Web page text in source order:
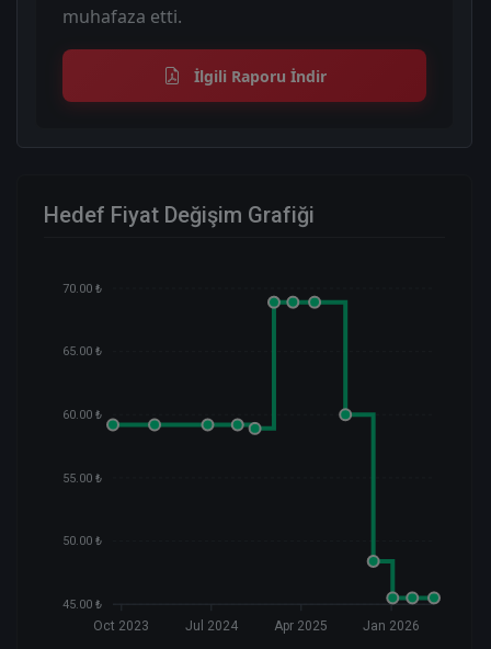
muhafaza etti.
İlgili Raporu İndir
Hedef Fiyat Değişim Grafiği
70.00 ₺
65.00 ₺
60.00 ₺
55.00 ₺
50.00 ₺
45.00 ₺
Oct 2023 Jul 2024 Apr 2025 Jan 2026